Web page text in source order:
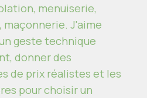
menuiserie,
maçonnerie. J'aime
geste technique
donner des
de prix réalistes et les
pour choisir un